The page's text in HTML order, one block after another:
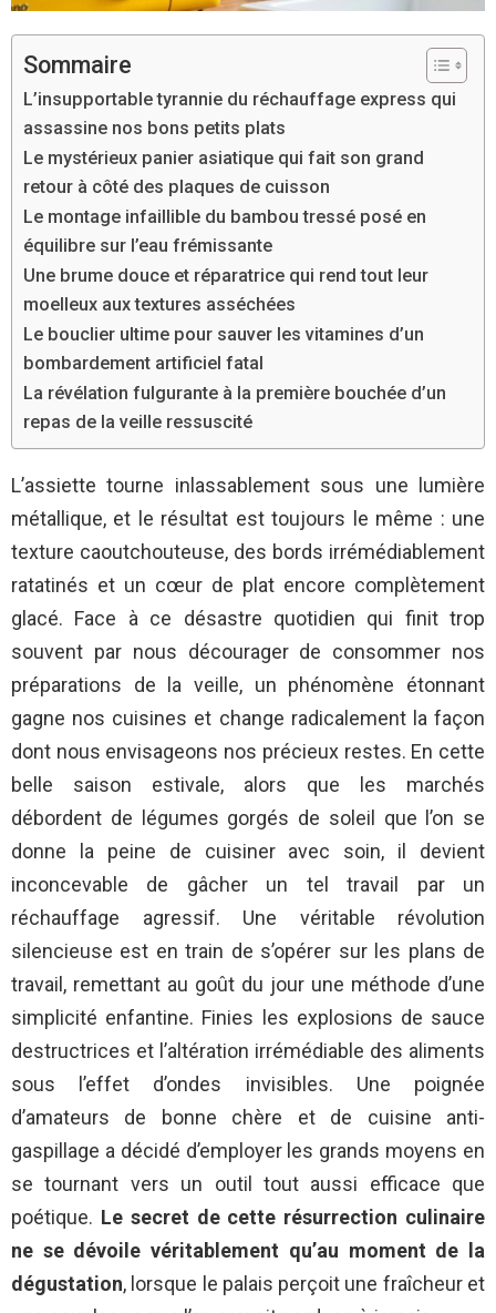
Sommaire
L’insupportable tyrannie du réchauffage express qui
assassine nos bons petits plats
Le mystérieux panier asiatique qui fait son grand
retour à côté des plaques de cuisson
Le montage infaillible du bambou tressé posé en
équilibre sur l’eau frémissante
Une brume douce et réparatrice qui rend tout leur
moelleux aux textures asséchées
Le bouclier ultime pour sauver les vitamines d’un
bombardement artificiel fatal
La révélation fulgurante à la première bouchée d’un
repas de la veille ressuscité
L’assiette tourne inlassablement sous une lumière
métallique, et le résultat est toujours le même : une
texture caoutchouteuse, des bords irrémédiablement
ratatinés et un cœur de plat encore complètement
glacé. Face à ce désastre quotidien qui finit trop
souvent par nous décourager de consommer nos
préparations de la veille, un phénomène étonnant
gagne nos cuisines et change radicalement la façon
dont nous envisageons nos précieux restes. En cette
belle saison estivale, alors que les marchés
débordent de légumes gorgés de soleil que l’on se
donne la peine de cuisiner avec soin, il devient
inconcevable de gâcher un tel travail par un
réchauffage agressif. Une véritable révolution
silencieuse est en train de s’opérer sur les plans de
travail, remettant au goût du jour une méthode d’une
simplicité enfantine. Finies les explosions de sauce
destructrices et l’altération irrémédiable des aliments
sous l’effet d’ondes invisibles. Une poignée
d’amateurs de bonne chère et de cuisine anti-
gaspillage a décidé d’employer les grands moyens en
se tournant vers un outil tout aussi efficace que
poétique. Le secret de cette résurrection culinaire
ne se dévoile véritablement qu’au moment de la
dégustation, lorsque le palais perçoit une fraîcheur et